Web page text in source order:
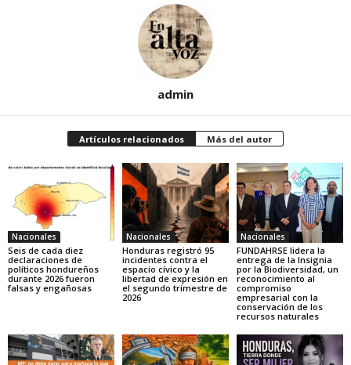
admin
Artículos relacionados Más del autor
Nacionales
Seis de cada diez
declaraciones de
políticos hondureños
durante 2026 fueron
falsas y engañosas
Nacionales
Honduras registró 95
incidentes contra el
espacio cívico y la
libertad de expresión en
el segundo trimestre de
2026
Nacionales
FUNDAHRSE lidera la
entrega de la Insignia
por la Biodiversidad, un
reconocimiento al
compromiso
empresarial con la
conservación de los
recursos naturales